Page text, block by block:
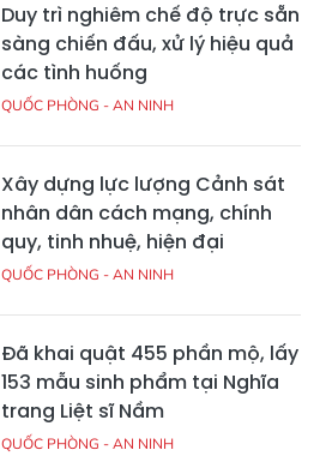
Duy trì nghiêm chế độ trực sẵn
sàng chiến đấu, xử lý hiệu quả
các tình huống
QUỐC PHÒNG - AN NINH
Xây dựng lực lượng Cảnh sát
nhân dân cách mạng, chính
quy, tinh nhuệ, hiện đại
QUỐC PHÒNG - AN NINH
Đã khai quật 455 phần mộ, lấy
153 mẫu sinh phẩm tại Nghĩa
trang Liệt sĩ Nầm
QUỐC PHÒNG - AN NINH